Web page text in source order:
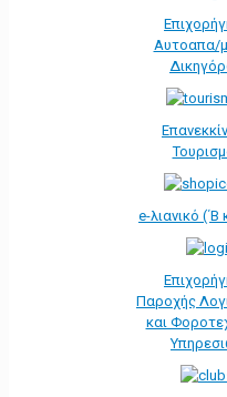
Αυτοαπα/
e-λιανικό (΄Β
Παροχής
και